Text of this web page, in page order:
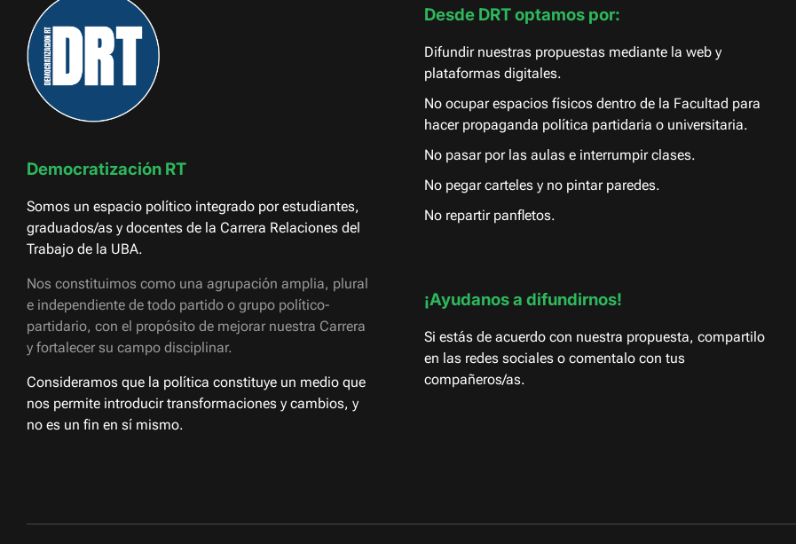
Democratización RT
Somos un espacio político integrado por estudiantes,
graduados/as y docentes de la Carrera Relaciones del
Trabajo de la UBA.
Nos constituimos como una agrupación amplia, plural
e independiente de todo partido o grupo político-
partidario, con el propósito de mejorar nuestra Carrera
y fortalecer su campo disciplinar.
Consideramos que la política constituye un medio que
nos permite introducir transformaciones y cambios, y
no es un fin en sí mismo.
Desde DRT optamos por:
Difundir nuestras propuestas mediante la web y
plataformas digitales.
No ocupar espacios físicos dentro de la Facultad para
hacer propaganda política partidaria o universitaria.
No pasar por las aulas e interrumpir clases.
No pegar carteles y no pintar paredes.
No repartir panfletos.
¡Ayudanos a difundirnos!
Si estás de acuerdo con nuestra propuesta, compartilo
en las redes sociales o comentalo con tus
compañeros/as.